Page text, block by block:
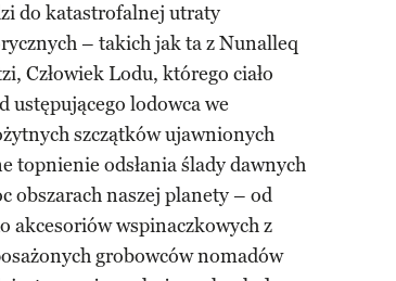
do katastrofalnej utraty
– takich jak ta z Nunalleq
Człowiek Lodu, którego ciało
ustępującego lodowca we
szczątków ujawnionych
topnienie odsłania ślady dawnych
obszarach naszej planety – od
akcesoriów wspinaczkowych z
grobowców nomadów